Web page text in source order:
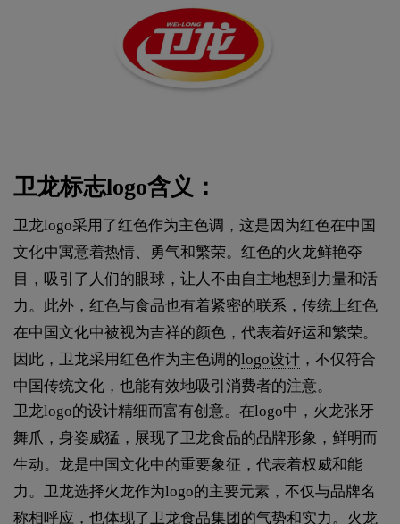
卫龙标志logo含义：
卫龙logo采用了红色作为主色调，这是因为红色在中国
文化中寓意着热情、勇气和繁荣。红色的火龙鲜艳夺
目，吸引了人们的眼球，让人不由自主地想到力量和活
力。此外，红色与食品也有着紧密的联系，传统上红色
在中国文化中被视为吉祥的颜色，代表着好运和繁荣。
因此，卫龙采用红色作为主色调的logo设计 ，不仅符合
中国传统文化，也能有效地吸引消费者的注意。
卫龙logo的设计精细而富有创意。在logo中，火龙张牙
舞爪，身姿威猛，展现了卫龙食品的品牌形象，鲜明而
生动。龙是中国文化中的重要象征，代表着权威和能
力。卫龙选择火龙作为logo的主要元素，不仅与品牌名
称相呼应，也体现了卫龙食品集团的气势和实力。火龙